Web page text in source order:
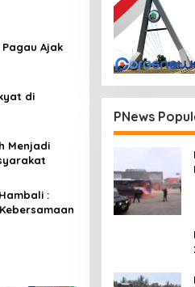
Pagau Ajak
di
Menjadi
:
PNews